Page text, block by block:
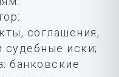
соглашения,
судебные иски;